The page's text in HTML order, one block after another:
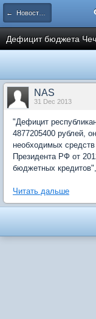
← Новости рынка недвижимости
Дефицит бюджета
NAS
31 Dec 2013
"Дефицит
4877205400 рублей,
необходимых
Президента РФ от
бюджетных
Читать дальше